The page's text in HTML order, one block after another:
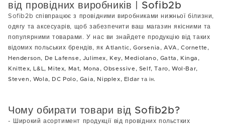
від провідних виробників | Sofib2b
Sofib2b співпрацює з провідними виробниками нижньої білизни,
одягу та аксесуарів, щоб забезпечити ваш магазин якісними та
популярними товарами. У нас ви знайдете продукцію від таких
відомих польських брендів, як Atlantic, Gorsenia, AVA, Cornette,
Henderson, De Lafense, Julimex, Key, Mediolano, Gatta, Kinga,
Knittex, L&L, Mitex, Mat, Mona, Obsessive, Self, Taro, Wol-Bar,
Steven, Wola, DC Polo, Gaia, Nipplex, Eldar та ін.
Чому обирати товари від Sofib2b?
- Широкий асортимент продукції від провідних польстких